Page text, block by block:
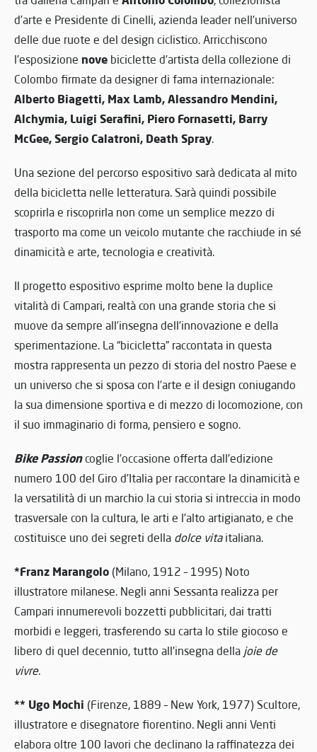
d’arte e Presidente di Cinelli, azienda leader nell’universo
delle due ruote e del design ciclistico. Arricchiscono
l’esposizione nove biciclette d’artista della collezione di
Colombo firmate da designer di fama internazionale:
Alberto Biagetti, Max Lamb, Alessandro Mendini,
Alchymia, Luigi Serafini, Piero Fornasetti, Barry
McGee, Sergio Calatroni, Death Spray.
Una sezione del percorso espositivo sarà dedicata al mito
della bicicletta nelle letteratura. Sarà quindi possibile
scoprirla e riscoprirla non come un semplice mezzo di
trasporto ma come un veicolo mutante che racchiude in sé
dinamicità e arte, tecnologia e creatività.
Il progetto espositivo esprime molto bene la duplice
vitalità di Campari, realtà con una grande storia che si
muove da sempre all’insegna dell’innovazione e della
sperimentazione. La “bicicletta” raccontata in questa
mostra rappresenta un pezzo di storia del nostro Paese e
un universo che si sposa con l’arte e il design coniugando
la sua dimensione sportiva e di mezzo di locomozione, con
il suo immaginario di forma, pensiero e sogno.
Bike Passioncoglie l’occasione offerta dall’edizione
numero 100 del Giro d’Italia per raccontare la dinamicità e
la versatilità di un marchio la cui storia si intreccia in modo
trasversale con la cultura, le arti e l’alto artigianato, e che
costituisce uno dei segreti della dolce vitaitaliana.
*Franz Marangolo (Milano, 1912 – 1995) Noto
illustratore milanese. Negli anni Sessanta realizza per
Campari innumerevoli bozzetti pubblicitari, dai tratti
morbidi e leggeri, trasferendo su carta lo stile giocoso e
libero di quel decennio, tutto all’insegna della joie de
vivre.
** Ugo Mochi (Firenze, 1889 – New York, 1977) Scultore,
illustratore e disegnatore fiorentino. Negli anni Venti
elabora oltre 100 lavori che declinano la raffinatezza dei